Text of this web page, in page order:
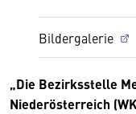
Bildergalerie
„Die Bezirksstelle
Niederösterreich